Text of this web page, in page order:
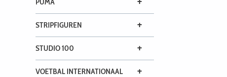
STRIPFIGUREN +
STUDIO 100 +
VOETBAL INTERNATIONAAL +